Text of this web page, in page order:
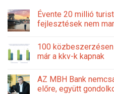
Évente 20 millió
fejlesztések nem
100
már a kkv-k kapnak
AZ MBH Bank
előre, együtt